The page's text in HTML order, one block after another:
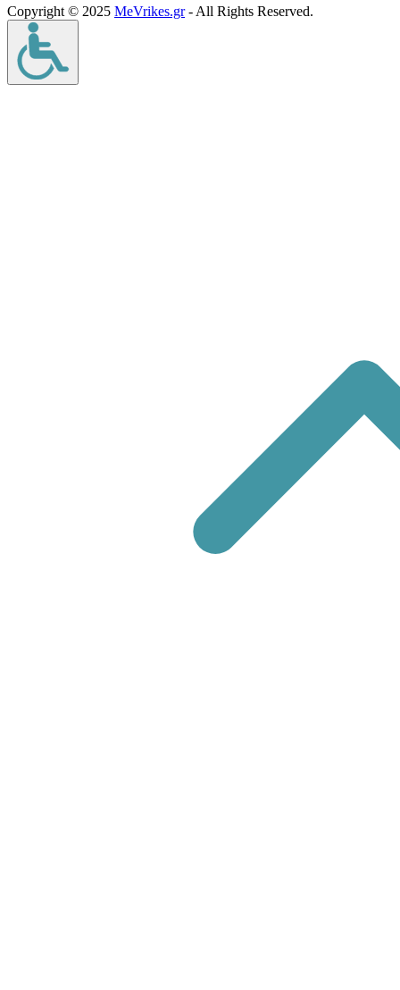
Copyright © 2025 MeVrikes.gr- All Rights Reserved.